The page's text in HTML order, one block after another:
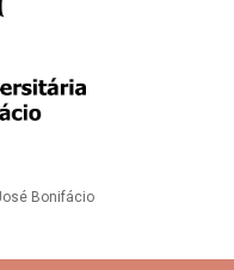
Bonifácio